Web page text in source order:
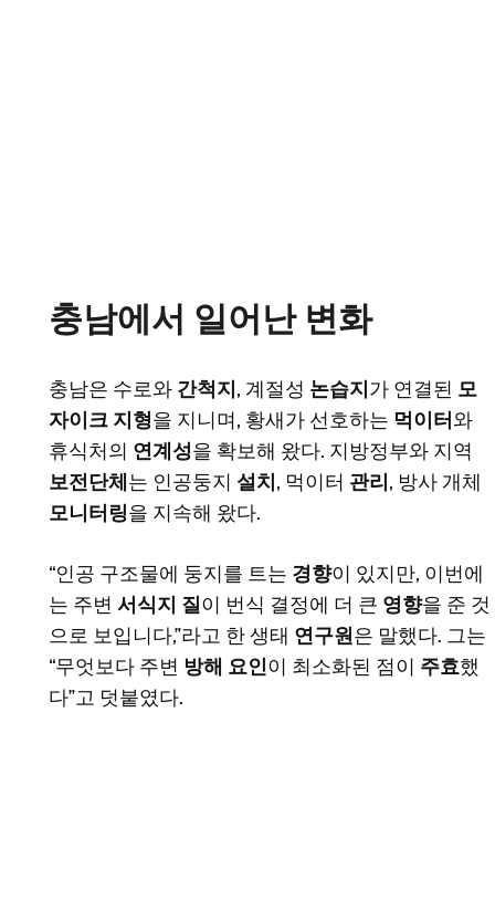
충남에서 일어난 변화
충남은 수로와 간척지 , 계절성 논습지 가 연결된 모
자이크 지형을 지니며, 황새가 선호하는 먹이터 와
휴식처의 연계성을 확보해 왔다. 지방정부와 지역
보전단체 는 인공둥지 설치 , 먹이터 관리 , 방사 개체
모니터링을 지속해 왔다.
“인공 구조물에 둥지를 트는 경향이 있지만, 이번에
는 주변 서식지 질이 번식 결정에 더 큰 영향을 준 것
으로 보입니다,”라고 한 생태 연구원은 말했다. 그는
“무엇보다 주변 방해 요인이 최소화된 점이 주효했
다”고 덧붙였다.